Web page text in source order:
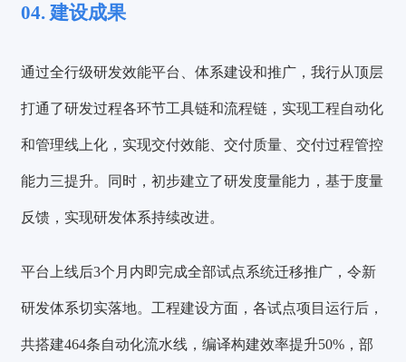
04. 建设成果
通过全行级研发效能平台、体系建设和推广，我行从顶层
打通了研发过程各环节工具链和流程链，实现工程自动化
和管理线上化，实现交付效能、交付质量、交付过程管控
能力三提升。同时，初步建立了研发度量能力，基于度量
反馈，实现研发体系持续改进。
平台上线后3个月内即完成全部试点系统迁移推广，令新
研发体系切实落地。工程建设方面，各试点项目运行后，
共搭建464条自动化流水线，编译构建效率提升50%，部